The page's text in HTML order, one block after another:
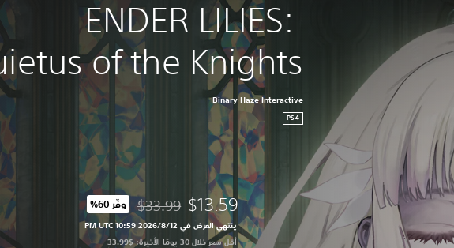
ENDER LILIES:
of the Knights
Binary Haze Interactive
PS4
$13.59 مخصوم من السعر الأصلي البالغ $33.99‏
$33.99 وفّر 60%‏
ينتهي العرض في 12‏/8‏/2026 10:59 PM UTC‏
أقل سعر خلال 30 يومًا الأخيرة: $33.99‏